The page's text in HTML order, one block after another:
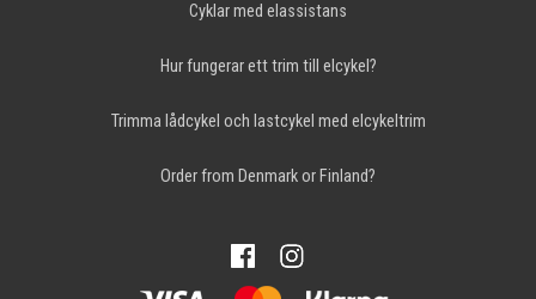
Cyklar med elassistans
Hur fungerar ett trim till elcykel?
Trimma lådcykel och lastcykel med elcykeltrim
Order from Denmark or Finland?